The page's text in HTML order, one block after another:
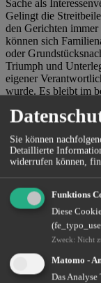
Sache als
Gelingt die
den Gerichten
können sich
oder
Triumph und
eigener
wurde. Es bleibt im
getan zu haben. Die
Geld, weil keine
notwendig werden.
Der Weg, eine
Urteil vor Gericht.
häufiger die
bestehende
gegebenenfalls
an unser
Tel: 0 62 32 / 3 17
Sie können
Detaillierte
widerrufen können,
Funktions
Diese
Zweck: Nicht
Matomo -
Das